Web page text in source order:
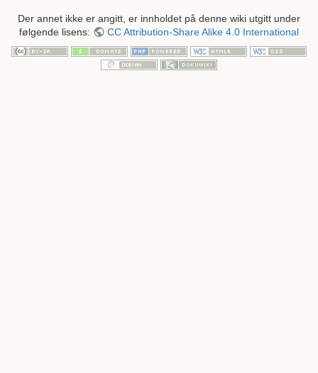
Der annet ikke er angitt, er innholdet på denne wiki utgitt under
følgende lisens:
CC Attribution-Share Alike 4.0 International